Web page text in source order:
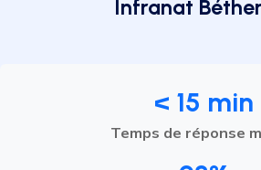
Infranat
< 15 min
Temps de réponse